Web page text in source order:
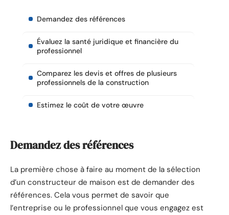
Demandez des références
Évaluez la santé juridique et financière du
professionnel
Comparez les devis et offres de plusieurs
professionnels de la construction
Estimez le coût de votre œuvre
Demandez des références
La première chose à faire au moment de la sélection
d’un constructeur de maison est de demander des
références. Cela vous permet de savoir que
l’entreprise ou le professionnel que vous engagez est